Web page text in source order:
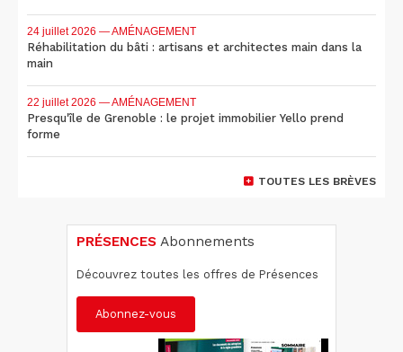
24 juillet 2026 — AMÉNAGEMENT
Réhabilitation du bâti : artisans et architectes main dans la
main
22 juillet 2026 — AMÉNAGEMENT
Presqu'île de Grenoble : le projet immobilier Yello prend
forme
TOUTES LES BRÈVES
PRÉSENCES Abonnements
Découvrez toutes les offres de Présences
Abonnez-vous